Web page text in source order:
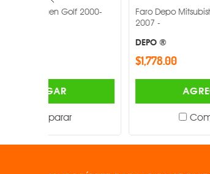
Faro Depo Mitsubishi Lancer 2004-